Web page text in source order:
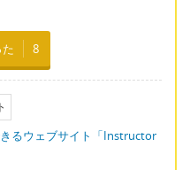
8
るウェブサイト「Instructor